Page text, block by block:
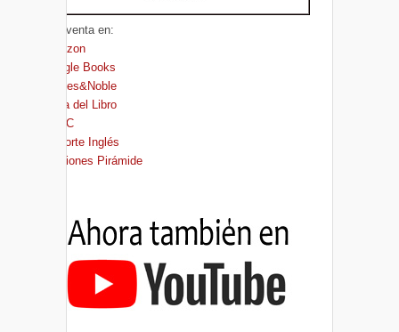
A la venta en:
Amazon
Google Books
Barnes&Noble
Casa del Libro
FNAC
El Corte Inglés
Ediciones Pirámide